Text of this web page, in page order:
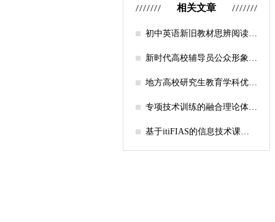
相关文章
初中英语新旧教材思辨阅读任
新时代高校辅导员公众形象塑
地方高校研究生教育学科优化
径探析
专项技术训练的融合理论体系
基于itiFIAS的信息技术课堂